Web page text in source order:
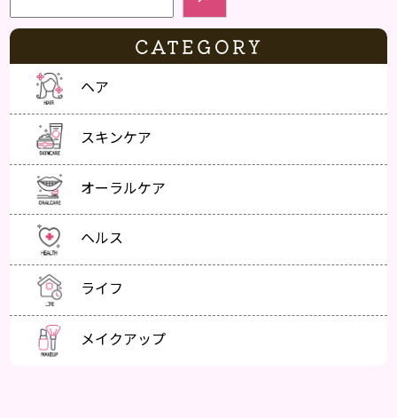
CATEGORY
ヘア
スキンケア
オーラルケア
ヘルス
ライフ
メイクアップ